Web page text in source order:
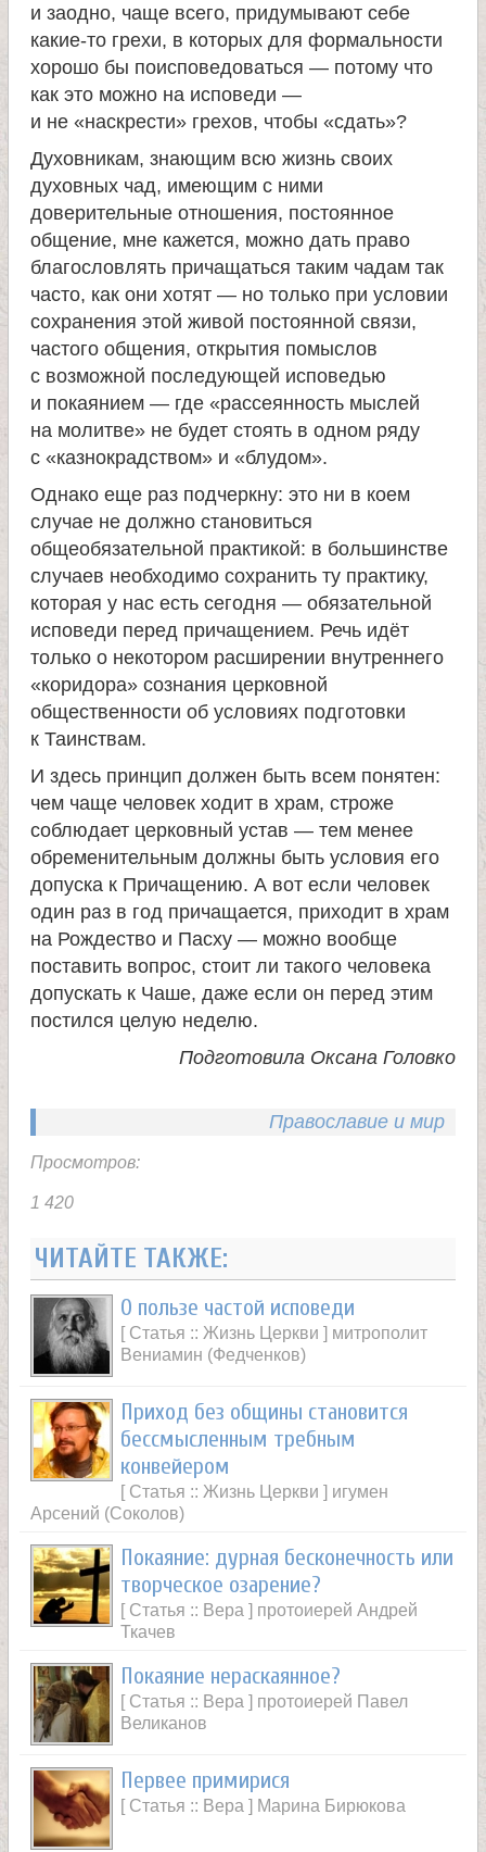
и заодно, чаще всего, придумывают себе
какие-то грехи, в которых для формальности
хорошо бы поисповедоваться — потому что
как это можно на исповеди —
и не «наскрести» грехов, чтобы «сдать»?
Духовникам, знающим всю жизнь своих
духовных чад, имеющим с ними
доверительные отношения, постоянное
общение, мне кажется, можно дать право
благословлять причащаться таким чадам так
часто, как они хотят — но только при условии
сохранения этой живой постоянной связи,
частого общения, открытия помыслов
с возможной последующей исповедью
и покаянием — где «рассеянность мыслей
на молитве» не будет стоять в одном ряду
с «казнокрадством» и «блудом».
Однако еще раз подчеркну: это ни в коем
случае не должно становиться
общеобязательной практикой: в большинстве
случаев необходимо сохранить ту практику,
которая у нас есть сегодня — обязательной
исповеди перед причащением. Речь идёт
только о некотором расширении внутреннего
«коридора» сознания церковной
общественности об условиях подготовки
к Таинствам.
И здесь принцип должен быть всем понятен:
чем чаще человек ходит в храм, строже
соблюдает церковный устав — тем менее
обременительным должны быть условия его
допуска к Причащению. А вот если человек
один раз в год причащается, приходит в храм
на Рождество и Пасху — можно вообще
поставить вопрос, стоит ли такого человека
допускать к Чаше, даже если он перед этим
постился целую неделю.
Подготовила Оксана Головко
Православие и мир
Просмотров:
1 420
ЧИТАЙТЕ ТАКЖЕ:
О пользе частой исповеди
[ Статья :: Жизнь Церкви ] митрополит
Вениамин (Федченков)
Приход без общины становится
бессмысленным требным
конвейером
[ Статья :: Жизнь Церкви ] игумен
Арсений (Соколов)
Покаяние: дурная бесконечность или
творческое озарение?
[ Статья :: Вера ] протоиерей Андрей
Ткачев
Покаяние нераскаянное?
[ Статья :: Вера ] протоиерей Павел
Великанов
Первее примирися
[ Статья :: Вера ] Марина Бирюкова